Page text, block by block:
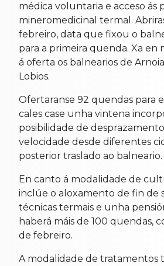
médica voluntaria e acceso ás
mineromedicinal termal.
febreiro, data que fixou o
para a primeira quenda. Xa en
á oferta os balnearios de
Lobios.
Ofertaranse 92 quendas para
cales case unha vintena
posibilidade de
velocidade desde diferentes
posterior traslado ao balneario.
En canto á modalidade de
inclúe o aloxamento de fin de
técnicas termais e unha
haberá máis de 100 quendas,
de febreiro.
A modalidade de tratamentos